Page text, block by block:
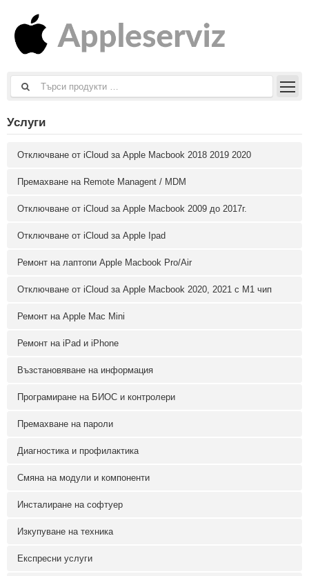
Услуги
Отключване от iCloud за Apple Macbook 2018 2019 2020
Премахване на Remote Managent / MDM
Отключване от iCloud за Apple Macbook 2009 до 2017г.
Отключване от iCloud за Apple Ipad
Ремонт на лаптопи Apple Macbook Pro/Air
Отключване от iCloud за Apple Macbook 2020, 2021 с M1 чип
Ремонт на Apple Mac Mini
Ремонт на iPad и iPhone
Възстановяване на информация
Програмиране на БИОС и контролери
Премахване на пароли
Диагностика и профилактика
Смяна на модули и компоненти
Инсталиране на софтуер
Изкупуване на техника
Експресни услуги